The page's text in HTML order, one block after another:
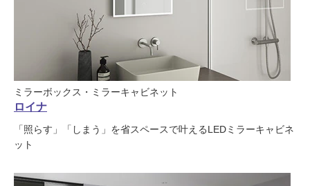
ミラーボックス・ミラーキャビネット
ロイナ
「照らす」「しまう」を省スペースで叶えるLEDミラーキャビネ
ット